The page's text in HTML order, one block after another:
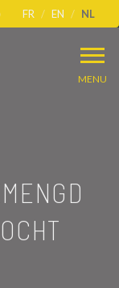
FR EN NL
MENU